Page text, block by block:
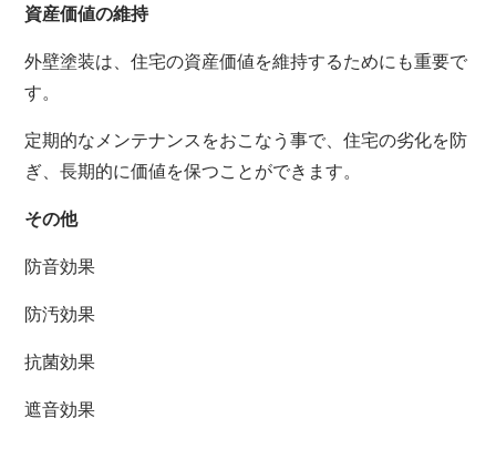
資産価値の維持
外壁塗装は、住宅の資産価値を維持するためにも重要で
す。
定期的なメンテナンスをおこなう事で、住宅の劣化を防
ぎ、長期的に価値を保つことができます。
その他
防音効果
防汚効果
抗菌効果
遮音効果